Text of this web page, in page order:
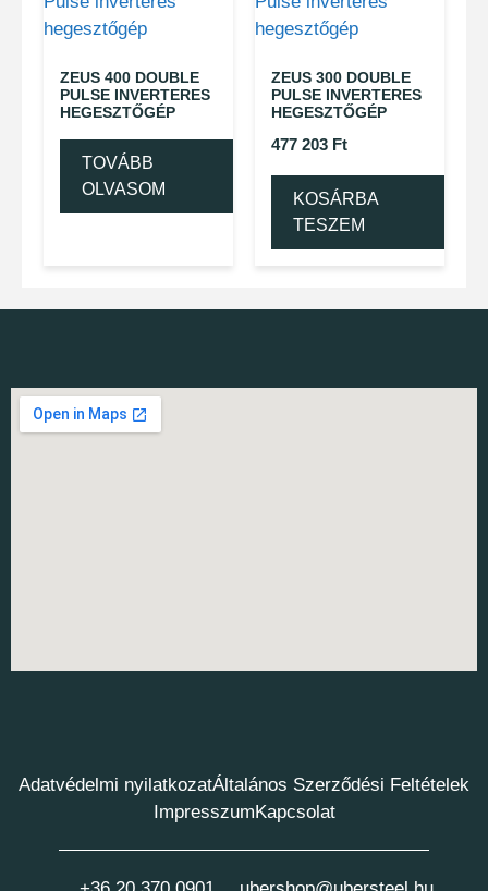
ZEUS 400 DOUBLE
PULSE INVERTERES
HEGESZTŐGÉP
TOVÁBB
OLVASOM
ZEUS 300 DOUBLE
PULSE INVERTERES
HEGESZTŐGÉP
477 203 Ft
KOSÁRBA
TESZEM
Adatvédelmi nyilatkozatÁltalános Szerződési Feltételek
ImpresszumKapcsolat